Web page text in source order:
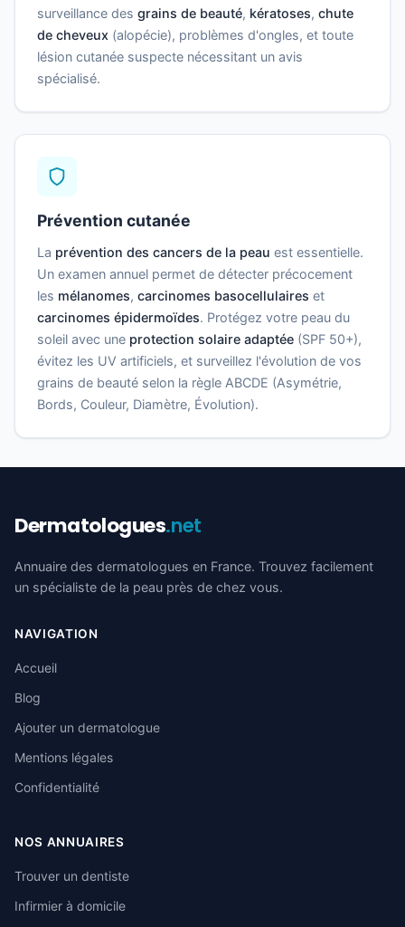
surveillance des grains de beauté, kératoses, chute
de cheveux (alopécie), problèmes d'ongles, et toute
lésion cutanée suspecte nécessitant un avis
spécialisé.
Prévention cutanée
La prévention des cancers de la peau est essentielle.
Un examen annuel permet de détecter précocement
les mélanomes, carcinomes basocellulaires et
carcinomes épidermoïdes. Protégez votre peau du
soleil avec une protection solaire adaptée (SPF 50+),
évitez les UV artificiels, et surveillez l'évolution de vos
grains de beauté selon la règle ABCDE (Asymétrie,
Bords, Couleur, Diamètre, Évolution).
Dermatologues.net
Annuaire des dermatologues en France. Trouvez facilement
un spécialiste de la peau près de chez vous.
NAVIGATION
Accueil
Blog
Ajouter un dermatologue
Mentions légales
Confidentialité
NOS ANNUAIRES
Trouver un dentiste
Infirmier à domicile